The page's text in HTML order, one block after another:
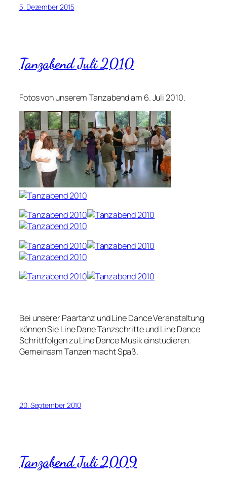
5. Dezember 2015
Tanzabend Juli 2010
Fotos von unserem Tanzabend am 6. Juli 2010.
Bei unserer Paartanz und Line Dance Veranstaltung
können Sie Line Dane Tanzschritte und Line Dance
Schrittfolgen zu Line Dance Musik einstudieren.
Gemeinsam Tanzen macht Spaß.
20. September 2010
Tanzabend Juli 2009